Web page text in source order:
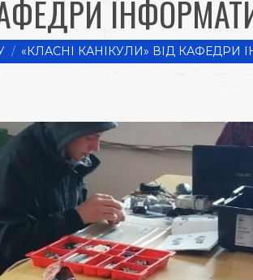
«КЛАСНІ КАНІКУЛИ» ВІД КАФЕДРИ